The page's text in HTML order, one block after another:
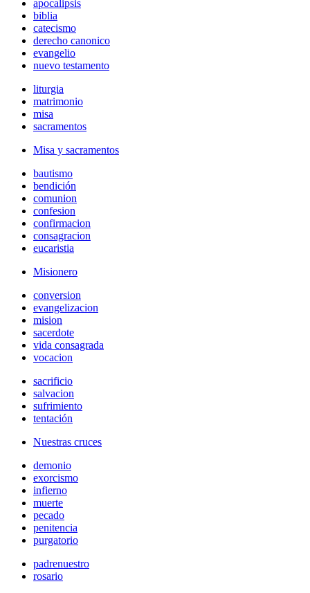
apocalipsis
biblia
catecismo
derecho canonico
evangelio
nuevo testamento
liturgia
matrimonio
misa
sacramentos
Misa y sacramentos
bautismo
bendición
comunion
confesion
confirmacion
consagracion
eucaristia
Misionero
conversion
evangelizacion
mision
sacerdote
vida consagrada
vocacion
sacrificio
salvacion
sufrimiento
tentación
Nuestras cruces
demonio
exorcismo
infierno
muerte
pecado
penitencia
purgatorio
padrenuestro
rosario